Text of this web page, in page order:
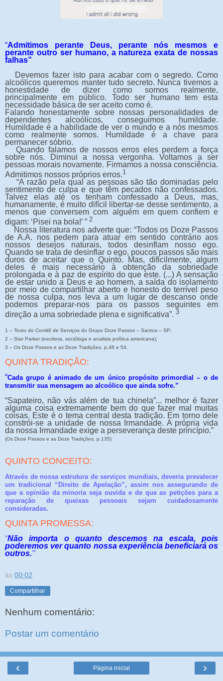
“Admitimos perante Deus, perante nós mesmos e
perante outro ser humano, a natureza exata de nossas
falhas”
Devemos fazer isto para acabar com o segredo. Como
alcoólicos queremos manter tudo secreto. Nunca tivemos a
honestidade de dizer como somos realmente,
principalmente em público. Todo ser humano tem esta
necessidade básica de ser aceito como é.
Falando honestamente sobre nossas personalidades de
dependentes alcoólicos, conseguimos humildade.
Humildade é a habilidade de ver o mundo e a nós mesmos
como realmente somos. Humildade é a chave para
permanecer sóbrio.
Quando falamos de nossos erros eles perdem a força
sobre nós. Diminui a nossa vergonha. Voltamos a ser
pessoas morais novamente. Firmamos a nossa consciência.
Admitimos nossos próprios erros.1
“A razão pela qual as pessoas são tão dominadas pelo
sentimento de culpa e que têm pecados não confessados.
Talvez elas até os tenham confessado a Deus, mas,
humanamente, é muito difícil libertar-se desse sentimento, a
menos que conversem com alguém em quem confiem e
digam: ‘Pisei na bola!’ ” 2
Nossa literatura nos adverte que: “Todos os Doze Passos
de A.A. nos pedem para atuar em sentido contrário aos
nossos desejos naturais, todos desinflam nosso ego.
Quando se trata de desinflar o ego, poucos passos são mais
duros de aceitar que o Quinto. Mas, dificilmente, algum
deles é mais necessário à obtenção da sobriedade
prolongada e à paz de espírito do que este. (...) A sensação
de estar unido a Deus e ao homem, a saída do isolamento
por meio de compartilhar aberto e honesto do terrível peso
de nossa culpa, nos leva a um lugar de descanso onde
podemos preparar-nos para os passos seguintes em
direção a uma sobriedade plena e significativa”. 3
1 – Texto do Comitê de Serviços do Grupo Doze Passos – Santos – SP;
2 – Star Parker (escritora, socióloga e analista política americana);
3 – Os Doze Passos e as Doze Tradições, p.48 e 54.
QUINTA TRADIÇÃO:
“Cada grupo é animado de um único propósito primordial – o de
transmitir sua mensagem ao alcoólico que ainda sofre.”
“Sapateiro, não vás além de tua chinela”... melhor é fazer
alguma coisa extremamente bem do que fazer mal muitas
coisas. Este é o tema central desta tradição. Em torno dele
constrói-se a unidade de nossa Irmandade. A própria vida
da nossa Irmandade exige a perseverança deste princípio.”
(Os Doze Passos e as Doze Tradições, p.135)
QUINTO CONCEITO:
Através de nossa estrutura de serviços mundiais, deveria prevalecer
um tradicional “Direito de Apelação”, assim nos assegurando de
que a opinião da minoria seja ouvida e de que as petições para a
reparação de queixas pessoais sejam cuidadosamente
consideradas.
QUINTA PROMESSA:
“Não importa o quanto descemos na escala, pois
poderemos ver quanto nossa experiência beneficiará os
outros.”
às 00:02
Compartilhar
Nenhum comentário:
Postar um comentário
‹ ›
Página inicial